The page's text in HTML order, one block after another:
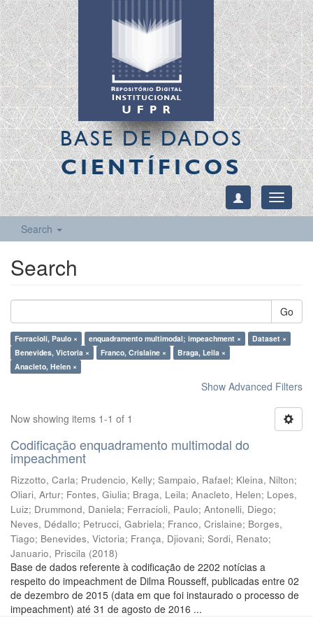
BASE DE DADOS
CIENTÍFICOS
Toggle
Search
Search
Go
Ferracioli, Paulo × enquadramento multimodal; impeachment ×
Dataset ×
Benevides, Victoria ×
Franco, Crislaine ×
Braga, Leila ×
Anacleto, Helen ×
Show Advanced Filters
Now showing items 1-1 of 1
Codificação enquadramento multimodal do
impeachment
Rizzotto, Carla; Prudencio, Kelly; Sampaio, Rafael; Kleina, Nilton;
Oliari, Artur; Fontes, Giulia; Braga, Leila; Anacleto, Helen; Lopes,
Luiz; Drummond, Daniela; Ferracioli, Paulo; Antonelli, Diego;
Neves, Dédallo; Petrucci, Gabriela; Franco, Crislaine; Borges,
Tiago; Benevides, Victoria; França, Djiovani; Sordi, Renato;
Januario, Priscila (2018)
Base de dados referente à codificação de 2202 notícias a
respeito do impeachment de Dilma Rousseff, publicadas entre 02
de dezembro de 2015 (data em que foi instaurado o processo de
impeachment) até 31 de agosto de 2016 ...